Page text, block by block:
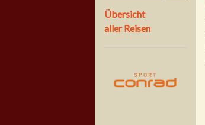
Übersicht
aller Reisen